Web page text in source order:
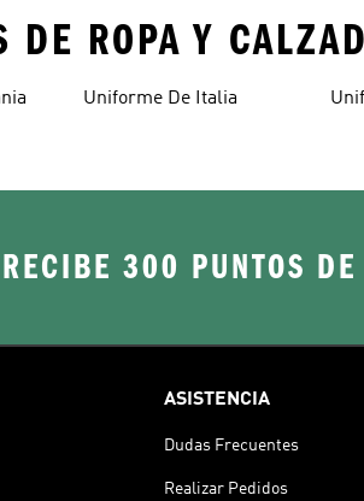
DE ROPA Y
Uniforme De Italia
300 PUNTOS
ASISTENCIA
Dudas Frecuentes
Realizar Pedidos